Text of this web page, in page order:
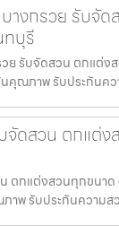
างกรวย รับจั
บุรี
ย รับจัดสวน ตกแต่
นคุณภาพ รับประกันค
ดสวน ตกแต่
ตกแต่งสวนทุกขนา
าพ รับประกันความส